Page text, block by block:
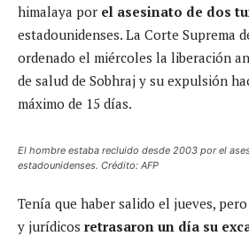
himalaya por el asesinato de dos
estadounidenses. La Corte Suprema
ordenado el miércoles la liberación
de salud de Sobhraj y su expulsión
máximo de 15 días.
El hombre estaba recluido desde 2003 por el
estadounidenses. Crédito: AFP
Tenía que haber salido el jueves,
y jurídicos retrasaron un día su